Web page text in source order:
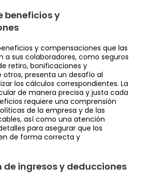
beneficios y
y compensaciones que las
a sus colaboradores, como seguros
retiro, bonificaciones y
otros, presenta un desafío al
los cálculos correspondientes. La
de manera precisa y justa cada
requiere una comprensión
de la empresa y de las
así como una atención
para asegurar que los
de forma correcta y
ingresos y deducciones